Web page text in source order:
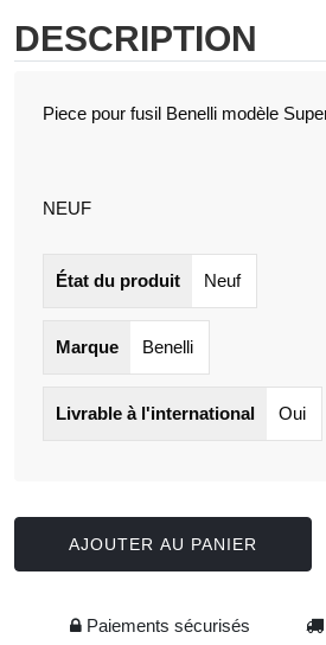
DESCRIPTION
Piece pour fusil Benelli modèle
NEUF
État du produit Neuf
Marque Benelli
Livrable à l'international Oui
AJOUTER AU PANIER
Paiements sécurisés